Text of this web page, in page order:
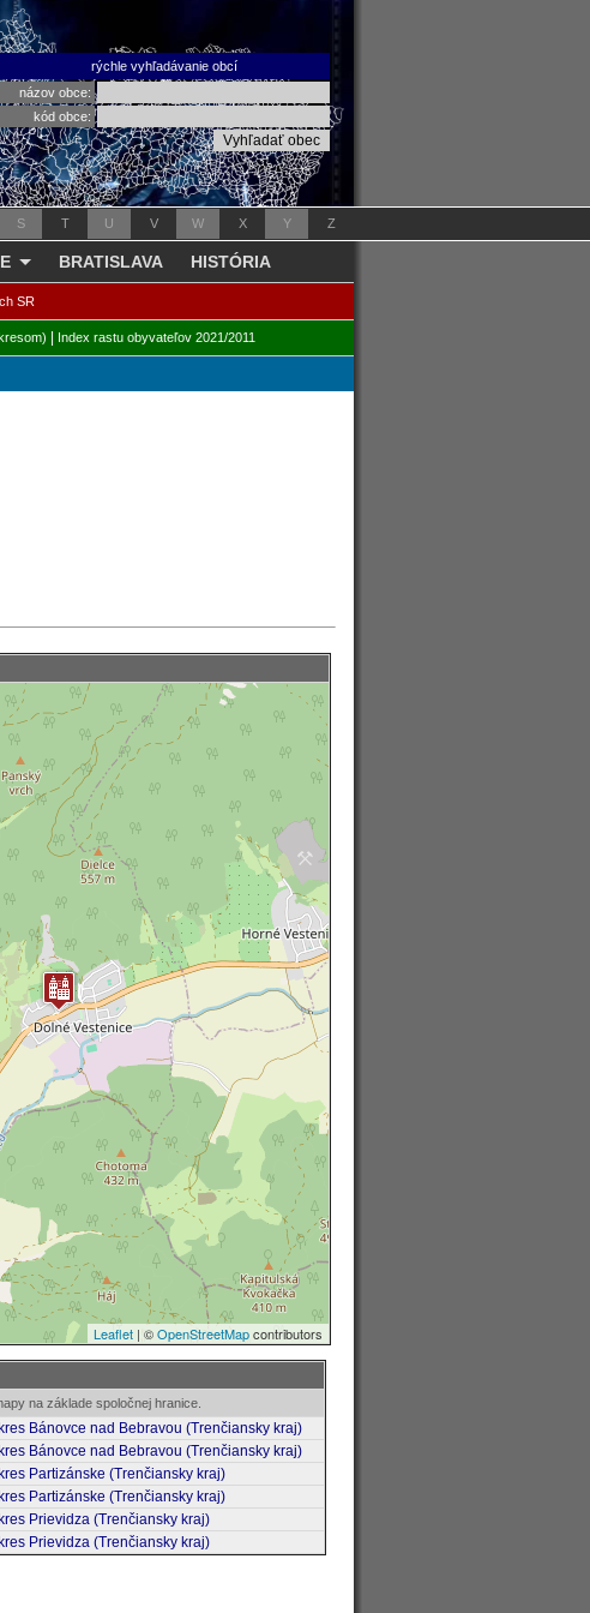
rýchle vyhľadávanie obcí
názov obce:
kód obce:
S T U V W X Y Z
BRATISLAVA HISTÓRIA
SR
Index rastu obyvateľov 2021/2011
na základe spoločnej hranice.
Bánovce nad Bebravou (Trenčiansky kraj)
Bánovce nad Bebravou (Trenčiansky kraj)
Partizánske (Trenčiansky kraj)
Partizánske (Trenčiansky kraj)
Prievidza (Trenčiansky kraj)
Prievidza (Trenčiansky kraj)